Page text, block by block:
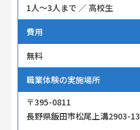
1人～3人まで ／ 高校生
費用
無料
職業体験の実施場所
〒395-0811
長野県飯田市松尾上溝2903-13